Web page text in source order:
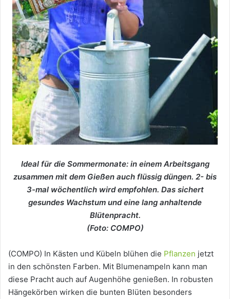
Ideal für die Sommermonate: in einem Arbeitsgang
zusammen mit dem Gießen auch flüssig düngen. 2- bis
3-mal wöchentlich wird empfohlen. Das sichert
gesundes Wachstum und eine lang anhaltende
Blütenpracht.
(Foto: COMPO)
(COMPO) In Kästen und Kübeln blühen die Pflanzen jetzt
in den schönsten Farben. Mit Blumenampeln kann man
diese Pracht auch auf Augenhöhe genießen. In robusten
Hängekörben wirken die bunten Blüten besonders